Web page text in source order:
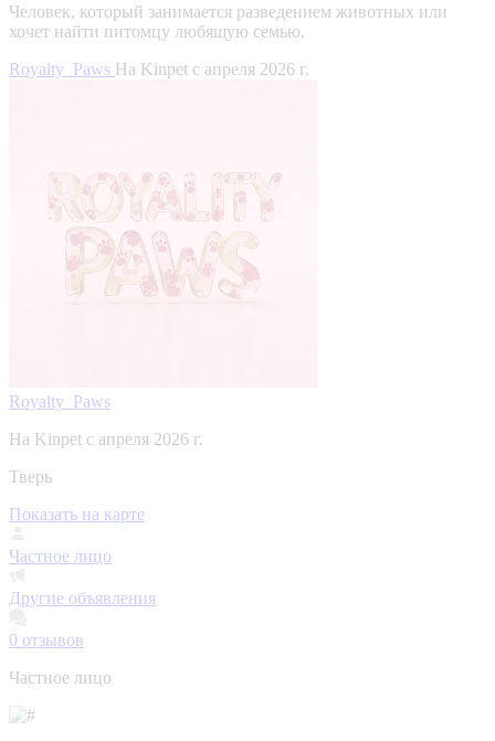
Человек, который занимается разведением животных или
хочет найти питомцу любящую семью.
Royalty_Paws На Kinpet c апреля 2026 г.
Royalty_Paws
На Kinpet c апреля 2026 г.
Тверь
Показать на карте
Частное лицо
Другие объявления
0 отзывов
Частное лицо